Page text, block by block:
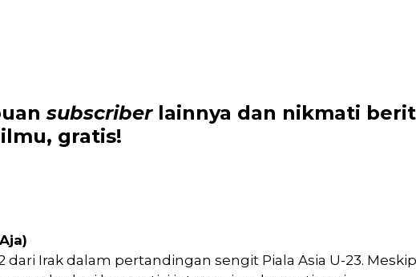
subscriberlainnya dan nikmati
gratis!
dari Irak dalam pertandingan sengit Piala Asia U-23.